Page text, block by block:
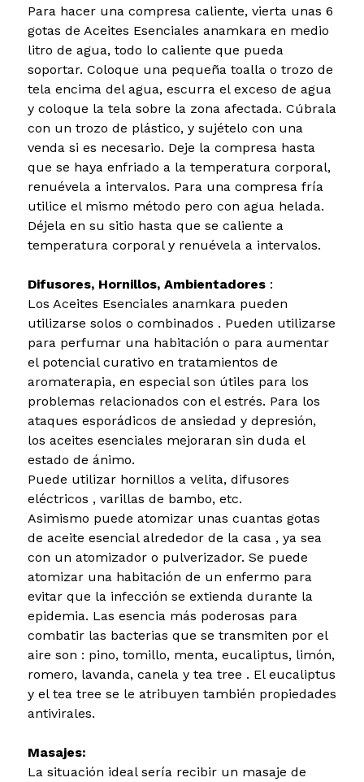
Para hacer una compresa caliente, vierta unas 6
gotas de Aceites Esenciales anamkara en medio
litro de agua, todo lo caliente que pueda
soportar. Coloque una pequeña toalla o trozo de
tela encima del agua, escurra el exceso de agua
y coloque la tela sobre la zona afectada. Cúbrala
con un trozo de plástico, y sujételo con una
venda si es necesario. Deje la compresa hasta
que se haya enfriado a la temperatura corporal,
renuévela a intervalos. Para una compresa fría
utilice el mismo método pero con agua helada.
Déjela en su sitio hasta que se caliente a
temperatura corporal y renuévela a intervalos.
Difusores, Hornillos, Ambientadores:
Los Aceites Esenciales anamkara pueden
utilizarse solos o combinados . Pueden utilizarse
para perfumar una habitación o para aumentar
el potencial curativo en tratamientos de
aromaterapia, en especial son útiles para los
problemas relacionados con el estrés. Para los
ataques esporádicos de ansiedad y depresión,
los aceites esenciales mejoraran sin duda el
estado de ánimo.
Puede utilizar hornillos a velita, difusores
eléctricos , varillas de bambo, etc.
Asimismo puede atomizar unas cuantas gotas
de aceite esencial alrededor de la casa , ya sea
con un atomizador o pulverizador. Se puede
atomizar una habitación de un enfermo para
evitar que la infección se extienda durante la
epidemia. Las esencia más poderosas para
combatir las bacterias que se transmiten por el
aire son : pino, tomillo, menta, eucaliptus, limón,
romero, lavanda, canela y tea tree . El eucaliptus
y el tea tree se le atribuyen también propiedades
antivirales.
Masajes:
La situación ideal sería recibir un masaje de